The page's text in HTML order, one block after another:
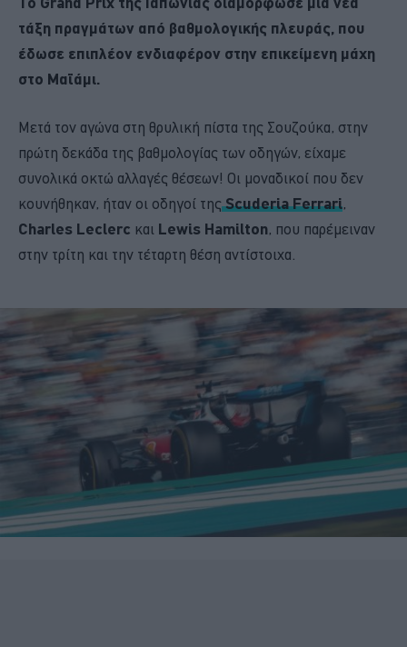
τάξη πραγμάτων από βαθμολογικής πλευράς, που
έδωσε επιπλέον ενδιαφέρον στην επικείμενη μάχη
στο Μαϊάμι.
Μετά τον αγώνα στη θρυλική πίστα της Σουζούκα, στην
πρώτη δεκάδα της βαθμολογίας των οδηγών, είχαμε
συνολικά οκτώ αλλαγές θέσεων! Οι μοναδικοί που δεν
κουνήθηκαν, ήταν οι οδηγοί τηςScuderia Ferrari,
Charles Leclerc και Lewis Hamilton, που παρέμειναν
στην τρίτη και την τέταρτη θέση αντίστοιχα.